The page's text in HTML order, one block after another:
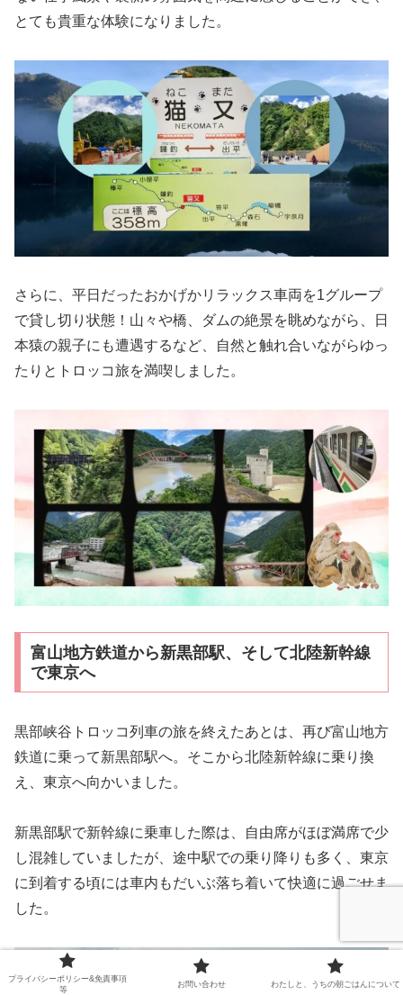
とても貴重な体験になりました。
さらに、平日だったおかげかリラックス車両を1グループ
で貸し切り状態！山々や橋、ダムの絶景を眺めながら、日
本猿の親子にも遭遇するなど、自然と触れ合いながらゆっ
たりとトロッコ旅を満喫しました。
富山地方鉄道から新黒部駅、そして北陸新幹線
で東京へ
黒部峡谷トロッコ列車の旅を終えたあとは、再び富山地方
鉄道に乗って新黒部駅へ。そこから北陸新幹線に乗り換
え、東京へ向かいました。
新黒部駅で新幹線に乗車した際は、自由席がほぼ満席で少
し混雑していましたが、途中駅での乗り降りも多く、東京
に到着する頃には車内もだいぶ落ち着いて快適に過ごせま
した。
プライバシーポリシー&免責事項
等
お問い合わせ わたしと、うちの朝ごはんについて